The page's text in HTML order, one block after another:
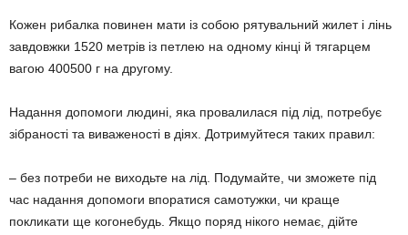
Кожен рибалка повинен мати із собою рятувальний жилет і лінь
завдовжки 1520 метрів із петлею на одному кінці й тягарцем
вагою 400500 г на другому.
Надання допомоги людині, яка провалилася під лід, потребує
зібраності та виваженості в діях. Дотримуйтеся таких правил:
– без потреби не виходьте на лід. Подумайте, чи зможете під
час надання допомоги впоратися самотужки, чи краще
покликати ще когонебудь. Якщо поряд нікого немає, дійте